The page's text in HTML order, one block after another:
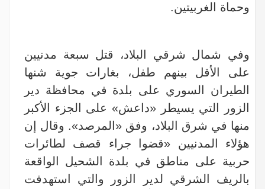
وحماة الغربيتين.
وفي شمال شرقي البلاد، قتل سبعة مدنيين
على الأقل بينهم طفل، بغارات جوية شنها
الطيران السوري على بلدة في محافظة دير
الزور التي يسيطر «داعش» على الجزء الأكبر
منها في شرق البلاد، وفق «المرصد». وقال إن
هؤلاء المدنيين «قضوا جراء قصف لطائرات
حربية على مناطق في بلدة الشحيل الواقعة
بالريف الشرقي لدير الزور والتي استهدفت